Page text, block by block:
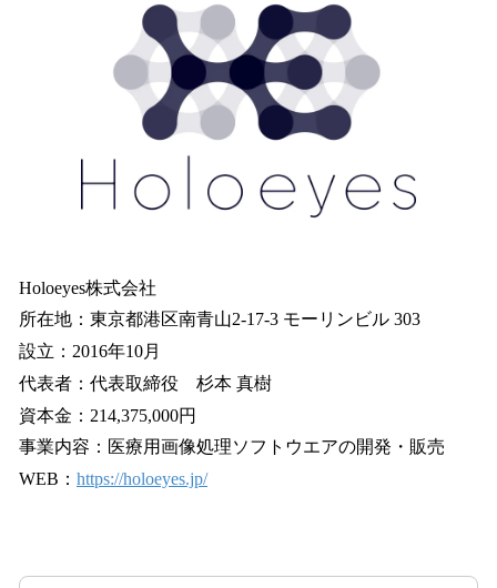
Holoeyes株式会社
所在地：東京都港区南青山2-17-3 モーリンビル 303
設立：2016年10月
代表者：代表取締役 杉本 真樹
資本金：214,375,000円
事業内容：医療用画像処理ソフトウエアの開発・販売
WEB： https://holoeyes.jp/